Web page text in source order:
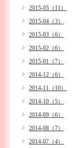
2015-05（11）
2015-04（3）
2015-03（6）
2015-02（6）
2015-01（7）
2014-12（6）
2014-11（10）
2014-10（5）
2014-09（6）
2014-08（7）
2014-07（4）